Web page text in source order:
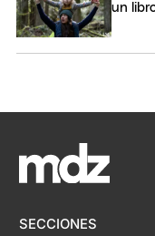
un
SECCIONES